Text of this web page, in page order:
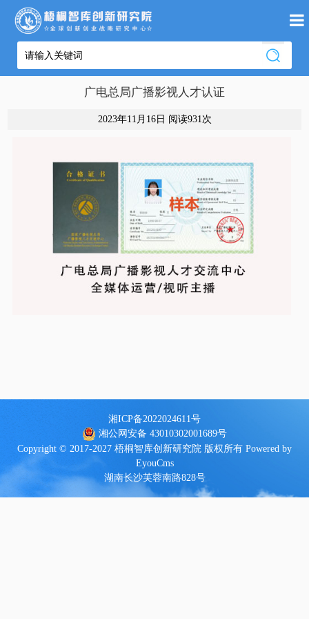
广电总局广播影视人才认证
2023年11月16日 阅读931次
湘ICP备2022024611号
湘公网安备 43010302001689号
Copyright © 2017-2027 梧桐智库创新研究院 版权所有 Powered by
EyouCms
湖南长沙芙蓉南路828号